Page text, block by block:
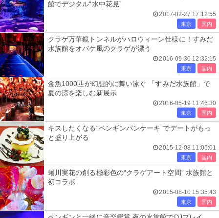
館でデジタル“水中花見”
2017-02-27 17:12:55
東京 国内
クラゲ万華鏡トンネルがハロウィーン仕様に！すみだ
水族館をオバケ風のクラゲが漂う
2016-09-30 12:32:15
東京 国内
金魚1000匹が幻想的に舞い泳ぐ 「すみだ水族館」で
夏の涼を楽しむ新展示
2016-05-19 11:46:30
東京 国内
キスしたくなる“ペンギンパンケーキ”でデートがもっ
と盛り上がる
2015-12-08 11:05:01
東京 国内
蜷川実花の創る極彩色の“クラゲアート空間” 水族館と
初コラボ
2015-08-10 15:35:43
東京 国内